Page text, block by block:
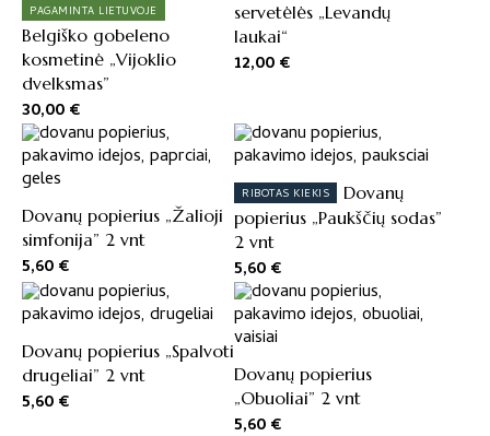
PAGAMINTA LIETUVOJE
Belgiško gobeleno
kosmetinė „Vijoklio
dvelksmas”
30,00€
servetėlės „Levandų
laukai“
12,00€
Dovanų popierius „Žalioji
simfonija” 2 vnt
5,60€
RIBOTAS KIEKIS
Dovanų
popierius „Paukščių sodas”
2 vnt
5,60€
Dovanų popierius „Spalvoti
drugeliai” 2 vnt
5,60€
Dovanų popierius
„Obuoliai” 2 vnt
5,60€